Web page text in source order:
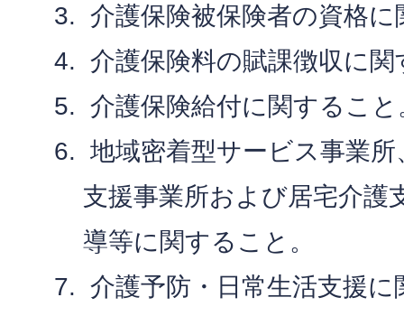
介護保険被保険者の資格
介護保険料の賦課徴収に
介護保険給付に関すること
地域密着型サービス事業
支援事業所および居宅介護
導等に関すること。
介護予防・日常生活支援